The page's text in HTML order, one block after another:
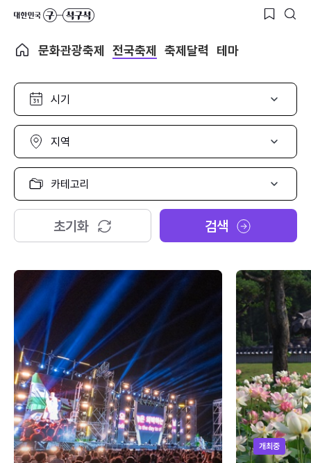
문화관광축제 전국축제 축제달력 테마
시
선
택
지
선
택
카
고
리
택
초기화 검색
개최중